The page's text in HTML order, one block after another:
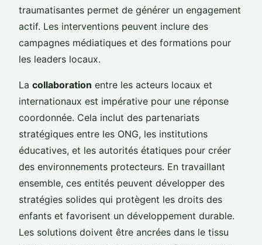
traumatisantes permet de générer un engagement
actif. Les interventions peuvent inclure des
campagnes médiatiques et des formations pour
les leaders locaux.
La collaboration entre les acteurs locaux et
internationaux est impérative pour une réponse
coordonnée. Cela inclut des partenariats
stratégiques entre les ONG, les institutions
éducatives, et les autorités étatiques pour créer
des environnements protecteurs. En travaillant
ensemble, ces entités peuvent développer des
stratégies solides qui protègent les droits des
enfants et favorisent un développement durable.
Les solutions doivent être ancrées dans le tissu